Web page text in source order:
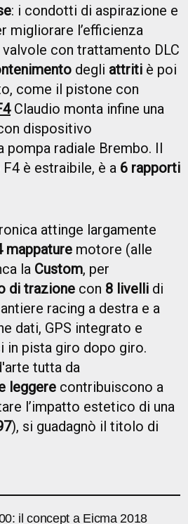
: i condotti di aspirazione e
migliorare l’efficienza
con trattamento DLC
degli attriti è poi
come il pistone con
Claudio monta infine una
dispositivo
radiale Brembo. Il
è estraibile, è a 6 rapporti
attinge largamente
mappature motore (alle
la Custom, per
di trazione con 8 livelli di
racing a destra e a
dati, GPS integrato e
in pista giro dopo giro.
tutta da
leggere contribuiscono a
l’impatto estetico di una
), si guadagnò il titolo di
il concept a Eicma 2018